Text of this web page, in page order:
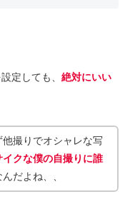
定しても、 絶対にいい
撮りでオシャレな写
イクな僕の自撮りに誰
だよね、、